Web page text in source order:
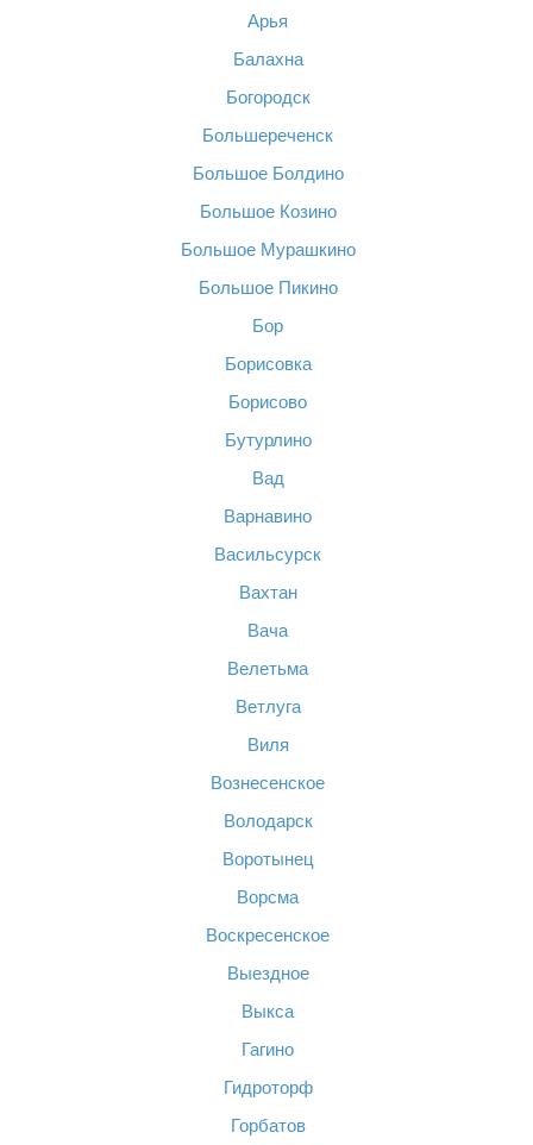
Арья
Балахна
Богородск
Большереченск
Большое Болдино
Большое Козино
Большое Мурашкино
Большое Пикино
Бор
Борисовка
Борисово
Бутурлино
Вад
Варнавино
Васильсурск
Вахтан
Вача
Велетьма
Ветлуга
Виля
Вознесенское
Володарск
Воротынец
Ворсма
Воскресенское
Выездное
Выкса
Гагино
Гидроторф
Горбатов